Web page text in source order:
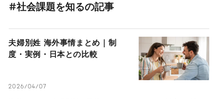
#社会課題を知るの記事
夫婦別姓 海外事情まとめ｜制
度・実例・日本との比較
2026/04/07